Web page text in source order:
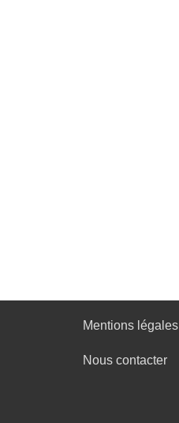
Mentions légales
Nous contacter